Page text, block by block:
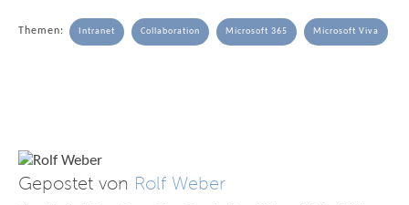
Themen: Intranet Collaboration Microsoft 365 Microsoft Viva
Gepostet von Rolf Weber